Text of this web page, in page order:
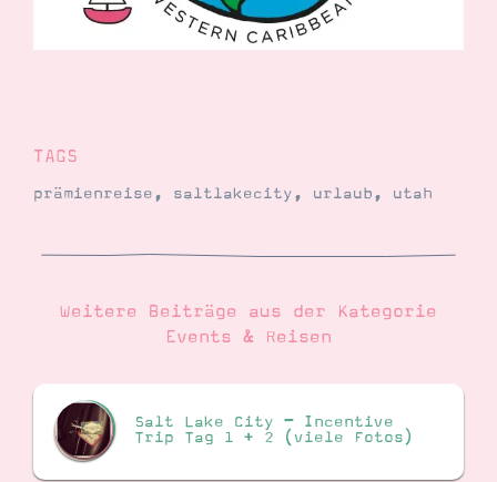
TAGS
prämienreise, saltlakecity, urlaub, utah
Weitere Beiträge aus der Kategorie
Events & Reisen
Salt Lake City – Incentive
Trip Tag 1 + 2 (viele Fotos)